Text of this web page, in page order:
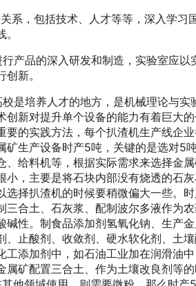
系，包括技术、人才等等，深入学习
产品的深入研发和制造，实验室应
新。
是培养人才的地方，是机械理论与
创新对提升单个设备的能力有着巨大
要的实践方法，每个扒渣机生产线企
矿生产设备时产5吨，关键的是选对5
、给料机等，根据实际需求来选择金
小，主要是将石块内部没有烧透的石
选择扒渣机的时候要稍微偏大一些。
三合土、石灰浆、配制波尔多液作为
碱性。制食品添加剂氢氧化钠、生产
、止酸剂、收敛剂、硬水软化剂、土
工添加剂中，如石油工业加在润滑油
属矿配置三合土、作为土壤改良剂等